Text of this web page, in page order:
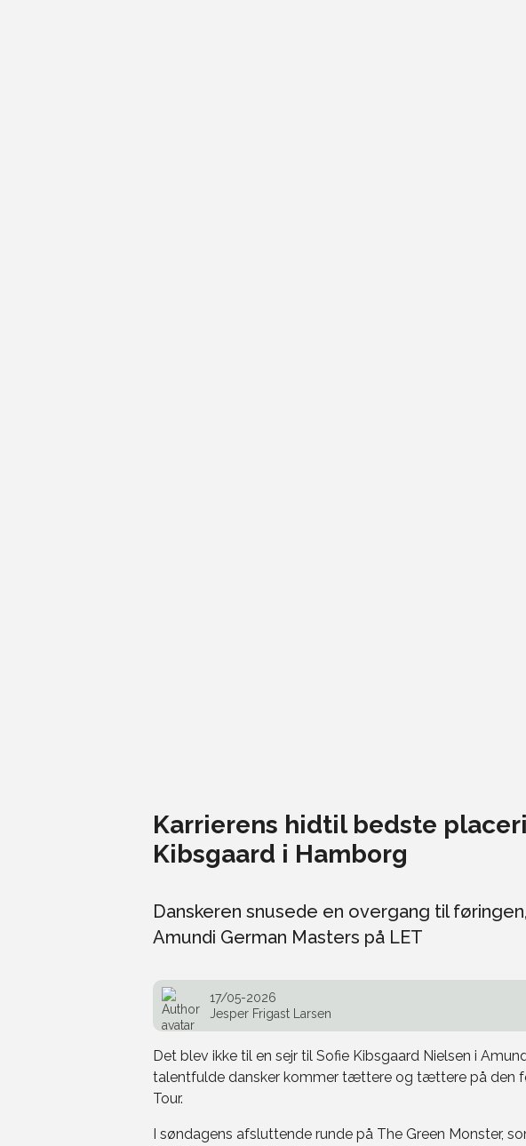
Karrierens hidtil bedste
Kibsgaard i Hamborg
Danskeren snusede en overgang til
Amundi German Masters på LET
17/05-2026
Jesper Frigast Larsen
Det blev ikke til en sejr til Sofie Kibsgaard Nielsen i
talentfulde dansker kommer tættere og tættere på den
Tour.
I søndagens afsluttende runde på The Green Monster,